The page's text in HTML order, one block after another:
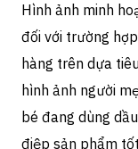
Hình ảnh minh
đối với trường
hàng trên dựa
hình ảnh người
bé đang dùng
điệp sản phẩm